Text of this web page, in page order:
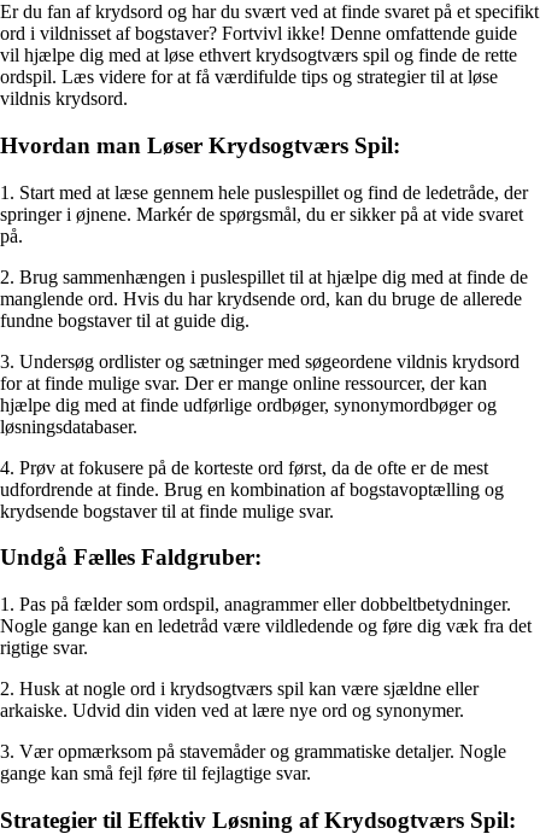
Er du fan af krydsord og har du svært ved at finde svaret på et specifikt
ord i vildnisset af bogstaver? Fortvivl ikke! Denne omfattende guide
vil hjælpe dig med at løse ethvert krydsogtværs spil og finde de rette
ordspil. Læs videre for at få værdifulde tips og strategier til at løse
vildnis krydsord.
Hvordan man Løser Krydsogtværs Spil:
1. Start med at læse gennem hele puslespillet og find de ledetråde, der
springer i øjnene. Markér de spørgsmål, du er sikker på at vide svaret
på.
2. Brug sammenhængen i puslespillet til at hjælpe dig med at finde de
manglende ord. Hvis du har krydsende ord, kan du bruge de allerede
fundne bogstaver til at guide dig.
3. Undersøg ordlister og sætninger med søgeordene vildnis krydsord
for at finde mulige svar. Der er mange online ressourcer, der kan
hjælpe dig med at finde udførlige ordbøger, synonymordbøger og
løsningsdatabaser.
4. Prøv at fokusere på de korteste ord først, da de ofte er de mest
udfordrende at finde. Brug en kombination af bogstavoptælling og
krydsende bogstaver til at finde mulige svar.
Undgå Fælles Faldgruber:
1. Pas på fælder som ordspil, anagrammer eller dobbeltbetydninger.
Nogle gange kan en ledetråd være vildledende og føre dig væk fra det
rigtige svar.
2. Husk at nogle ord i krydsogtværs spil kan være sjældne eller
arkaiske. Udvid din viden ved at lære nye ord og synonymer.
3. Vær opmærksom på stavemåder og grammatiske detaljer. Nogle
gange kan små fejl føre til fejlagtige svar.
Strategier til Effektiv Løsning af Krydsogtværs Spil: